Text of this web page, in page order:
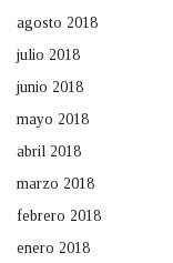
agosto 2018
julio 2018
junio 2018
mayo 2018
abril 2018
marzo 2018
febrero 2018
enero 2018